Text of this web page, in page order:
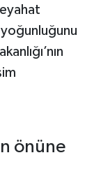
önüne